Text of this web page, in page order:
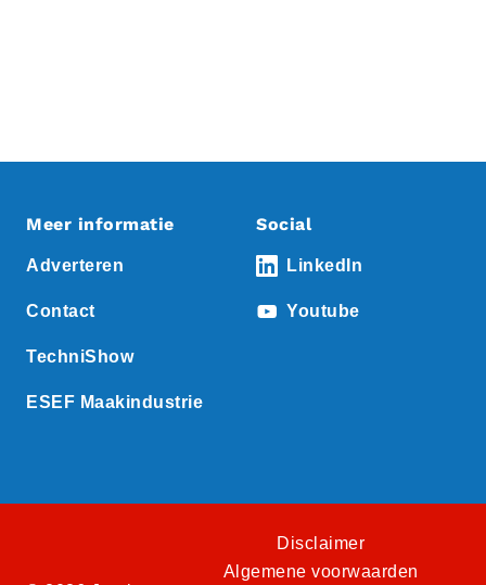
Meer informatie
Adverteren
Contact
TechniShow
ESEF Maakindustrie
Social
LinkedIn
Youtube
Disclaimer
Algemene voorwaarden